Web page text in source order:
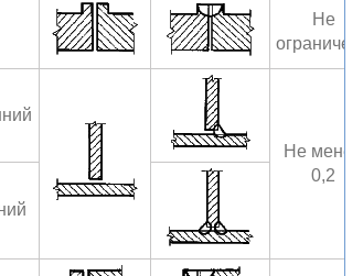
Не
ограничена
Не менее
0,2